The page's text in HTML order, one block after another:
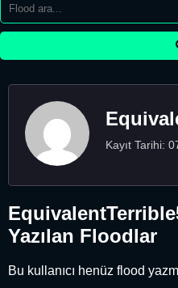
Kayıt Tarihi:
Yazılan Floodlar
Bu kullanıcı henüz flood